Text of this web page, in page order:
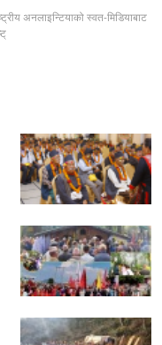
अनलाइन्टियाको स्वत-मिडियाबाट